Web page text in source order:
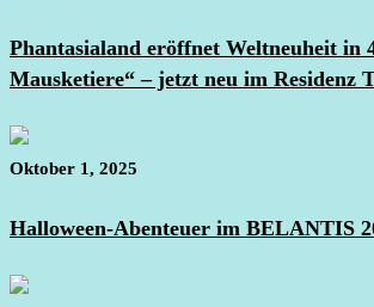
Phantasialand eröffnet Weltneuheit in
Mausketiere“ – jetzt neu im Residenz
Oktober 1, 2025
Halloween-Abenteuer im BELANTIS